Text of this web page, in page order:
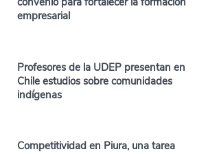
empresarial
Profesores de la UDEP presentan en
Chile estudios sobre comunidades
indígenas
Competitividad en Piura, una tarea